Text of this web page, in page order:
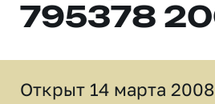
795378
Открыт 14 марта